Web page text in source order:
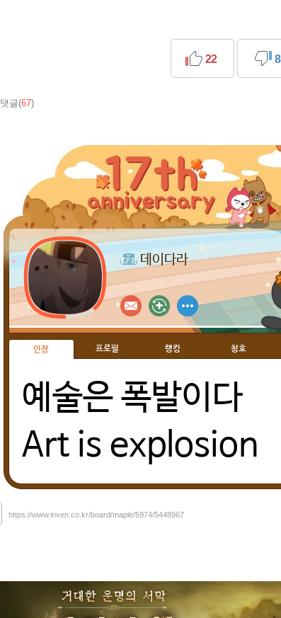
댓글(67)
22 8
데이다라
인장 프로필 랭킹 칭호
예술은 폭발이다
Art is explosion
https://www.inven.co.kr/board/maple/5974/5448967